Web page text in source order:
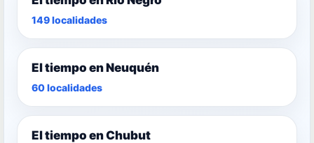
149 localidades
El tiempo en Neuquén
60 localidades
El tiempo en Chubut